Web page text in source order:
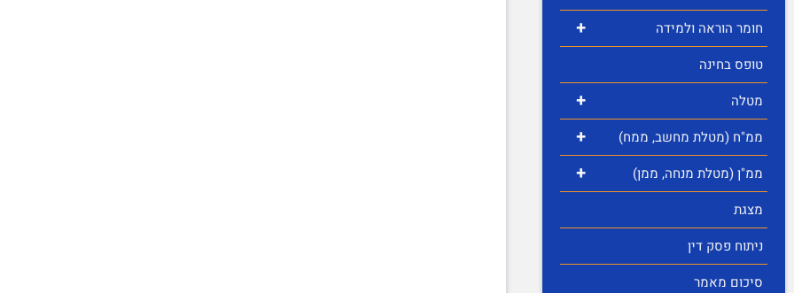
+
חומר הוראה ולמידה
טופס בחינה
+ מטלה
+ ממ"ח (מטלת מחשב, ממח)
+
ממ"ן (מטלת מנחה, ממן)
מצגת
ניתוח פסק דין
סיכום מאמר